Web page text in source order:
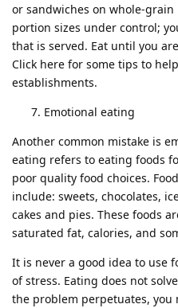
or sandwiches on whole-grain
portion sizes under control;
that is served. Eat until you
Click here for some tips to
establishments.
Emotional eating
Another common mistake is
eating refers to eating foods
poor quality food choices.
include: sweets, chocolates,
cakes and pies. These foods
saturated fat, calories, and
It is never a good idea to use
of stress. Eating does not
the problem perpetuates,